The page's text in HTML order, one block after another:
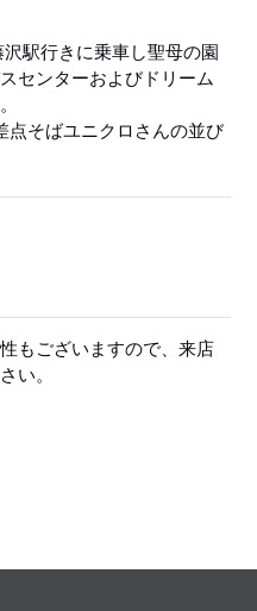
駅行きに乗車し聖母の園
センターおよびドリーム
点そばユニクロさんの並び